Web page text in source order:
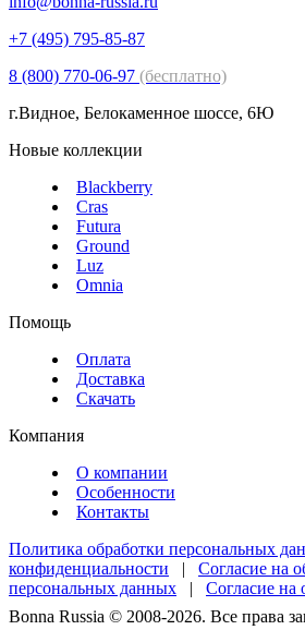
+7 (495) 795-85-87
8 (800) 770-06-97 (бесплатно)
г.Видное, Белокаменное шоссе, 6Ю
Новые коллекции
Blackberry
Cras
Futura
Ground
Luz
Omnia
Помощь
Оплата
Доставка
Скачать
Компания
О компании
Особенности
Контакты
Политика обработки персональных
конфиденциальности | Согласие на
персональных данных | Согласие на
Bonna Russia © 2008-2026. Все права